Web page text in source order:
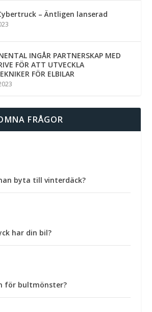
– Äntligen lanserad
INGÅR PARTNERSKAP MED
FÖR ATT UTVECKLA
FÖR ELBILAR
FRÅGOR
byta till vinterdäck?
har din bil?
för bultmönster?